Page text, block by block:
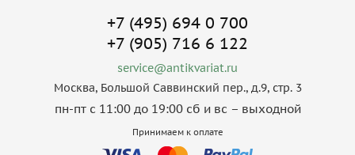
+7 (495) 694 0 700
+7 (905) 716 6 122
service@antikvariat.ru
Москва, Большой Саввинский пер., д.9, стр. 3
пн-пт с 11:00 до 19:00 сб и вс – выходной
Принимаем к оплате